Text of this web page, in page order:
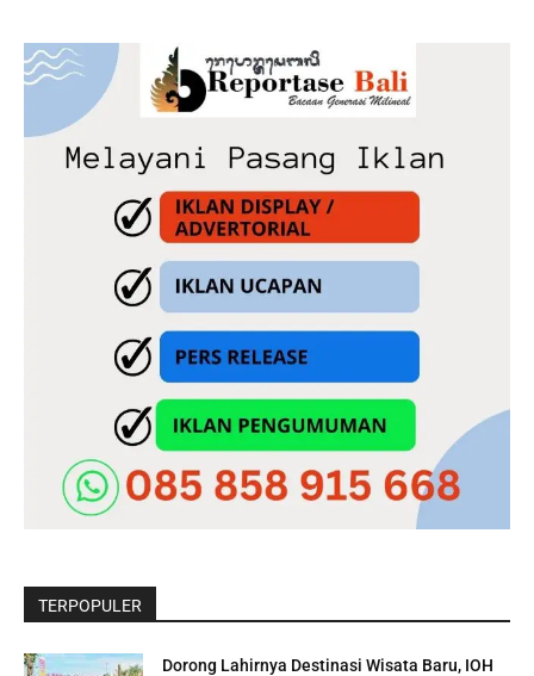
TERPOPULER
Dorong Lahirnya Destinasi Wisata Baru, IOH